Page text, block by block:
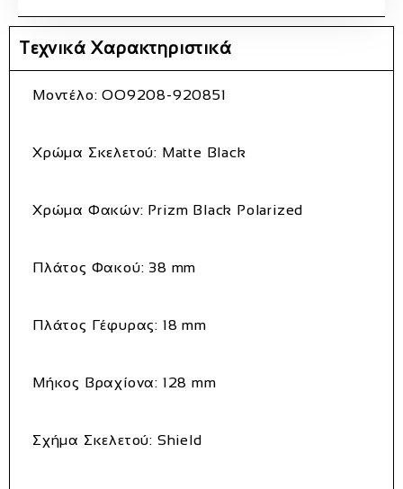
Τεχνικά Χαρακτηριστικά
Μοντέλο: OO9208-920851
Χρώμα Σκελετού: Matte Black
Χρώμα Φακών: Prizm Black Polarized
Πλάτος Φακού: 38 mm
Πλάτος Γέφυρας: 18 mm
Μήκος Βραχίονα: 128 mm
Σχήμα Σκελετού: Shield